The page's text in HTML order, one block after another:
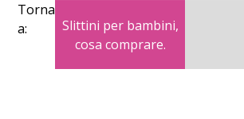
Torna
a:
Slittini per bambini,
cosa comprare.